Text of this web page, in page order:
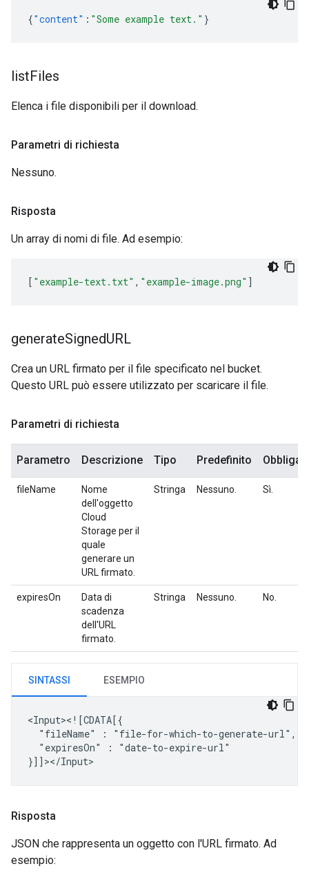
{"content" : "Some example text." }
listFiles
Elenca i file disponibili per il download.
Parametri di richiesta
Nessuno.
Risposta
Un array di nomi di file. Ad esempio:
[ "example-text.txt" , "example-image.png" ]
generateSignedURL
Crea un URL firmato per il file specificato nel bucket.
Questo URL può essere utilizzato per scaricare il file.
Parametri di richiesta
Parametro Descrizione Tipo Predefinito
fileName
Nome
dell'oggetto
Cloud
Storage per il
quale
generare un
URL firmato.
Stringa Nessuno. Sì.
expiresOn
Data di
scadenza
dell'URL
firmato.
Stringa Nessuno. No.
SINTASSI ESEMPIO
"fileName"
:
"expiresOn"
:
"date-to-expire-url"
Risposta
JSON che rappresenta un oggetto con l'URL firmato. Ad
esempio: